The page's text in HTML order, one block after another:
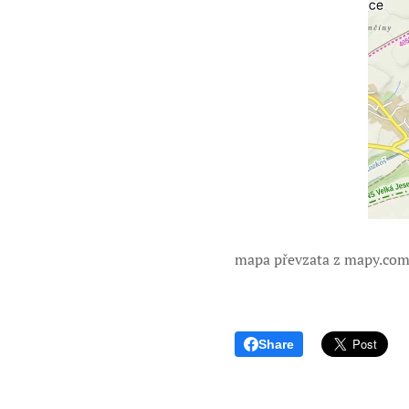
mapa převzata z mapy.com
Share